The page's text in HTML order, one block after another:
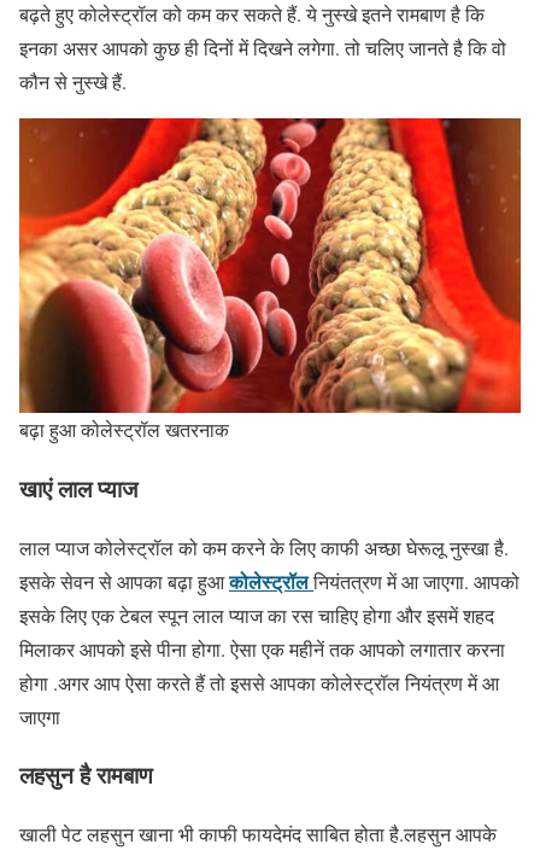
बढ़ते हुए कोलेस्ट्रॉल को कम कर सकते हैं. ये नुस्खे इतने रामबाण है कि
इनका असर आपको कुछ ही दिनों में दिखने लगेगा. तो चलिए जानते है कि वो
कौन से नुस्खे हैं.
बढ़ा हुआ कोलेस्ट्रॉल खतरनाक
खाएं लाल प्याज
लाल प्याज कोलेस्ट्रॉल को कम करने के लिए काफी अच्छा घेरूलू नुस्खा है.
इसके सेवन से आपका बढ़ा हुआकोलेस्ट्रॉलनियंतत्रण में आ जाएगा. आपको
इसके लिए एक टेबल स्पून लाल प्याज का रस चाहिए होगा और इसमें शहद
मिलाकर आपको इसे पीना होगा. ऐसा एक महीनें तक आपको लगातार करना
होगा .अगर आप ऐसा करते हैं तो इससे आपका कोलेस्ट्रॉल नियंत्रण में आ
जाएगा
लहसुन है रामबाण
खाली पेट लहसुन खाना भी काफी फायदेमंद साबित होता है.लहसुन आपके